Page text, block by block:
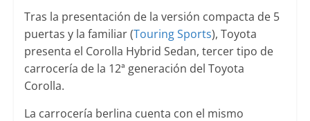
Tras la presentación de la versión compacta de 5
puertas y la familiar (Touring Sports), Toyota
presenta el Corolla Hybrid Sedan, tercer tipo de
carrocería de la 12ª generación del Toyota
Corolla.
La carrocería berlina cuenta con el mismo